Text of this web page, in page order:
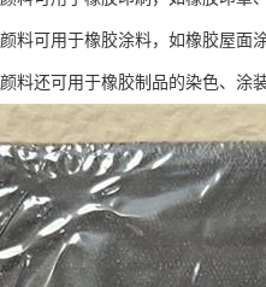
料可用于橡胶涂料，如橡胶屋面
料还可用于橡胶制品的染色、涂